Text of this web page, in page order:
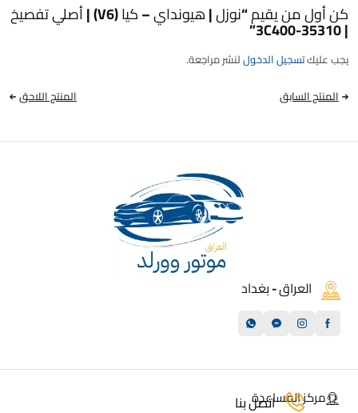
كن أول من يقيم “نوزل | هيونداي – كيا (V6) | أصلي تفصيخ
| 35310-3C400”
يجب عليكتسجيل الدخوللنشر مراجعة.
المنتج السابق
المنتج اللاحق
العراق - بغداد
مركز المساعدة
اتصل بنا